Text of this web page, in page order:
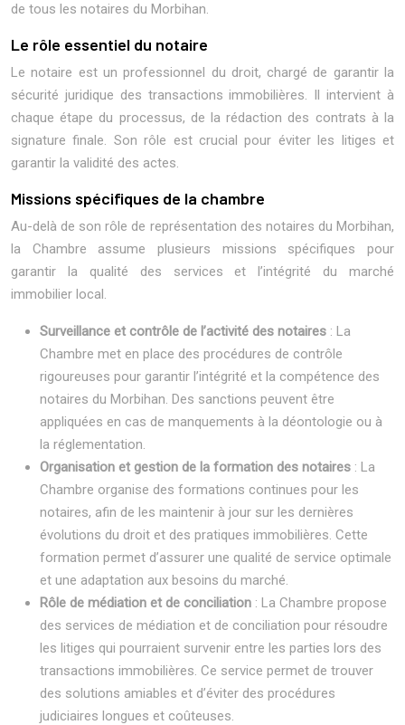
de tous les notaires du Morbihan.
Le rôle essentiel du notaire
Le notaire est un professionnel du droit, chargé de garantir la
sécurité juridique des transactions immobilières. Il intervient à
chaque étape du processus, de la rédaction des contrats à la
signature finale. Son rôle est crucial pour éviter les litiges et
garantir la validité des actes.
Missions spécifiques de la chambre
Au-delà de son rôle de représentation des notaires du Morbihan,
la Chambre assume plusieurs missions spécifiques pour
garantir la qualité des services et l’intégrité du marché
immobilier local.
Surveillance et contrôle de l’activité des notaires : La
Chambre met en place des procédures de contrôle
rigoureuses pour garantir l’intégrité et la compétence des
notaires du Morbihan. Des sanctions peuvent être
appliquées en cas de manquements à la déontologie ou à
la réglementation.
Organisation et gestion de la formation des notaires : La
Chambre organise des formations continues pour les
notaires, afin de les maintenir à jour sur les dernières
évolutions du droit et des pratiques immobilières. Cette
formation permet d’assurer une qualité de service optimale
et une adaptation aux besoins du marché.
Rôle de médiation et de conciliation : La Chambre propose
des services de médiation et de conciliation pour résoudre
les litiges qui pourraient survenir entre les parties lors des
transactions immobilières. Ce service permet de trouver
des solutions amiables et d’éviter des procédures
judiciaires longues et coûteuses.